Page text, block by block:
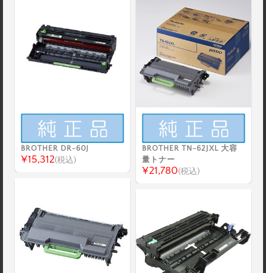
BROTHER DR-60J
¥15,312(税込)
BROTHER TN-62JXL 大容
量トナー
¥21,780(税込)